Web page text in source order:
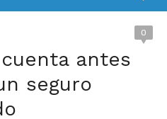
0
antes
seguro